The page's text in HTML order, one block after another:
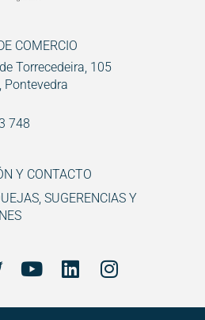
COMERCIO
Torrecedeira, 105
Pontevedra
748
Y CONTACTO
SUGERENCIAS Y